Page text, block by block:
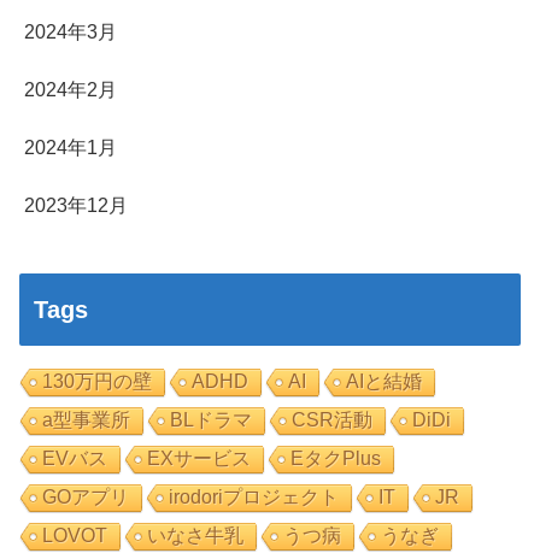
2024年3月
2024年2月
2024年1月
2023年12月
Tags
130万円の壁 ADHD AI
AIと結婚
a型事業所
BLドラマ CSR活動
DiDi
EVバス
EXサービス
EタクPlus
GOアプリ
irodoriプロジェクト IT
JR
LOVOT
いなさ牛乳 うつ病
うなぎ